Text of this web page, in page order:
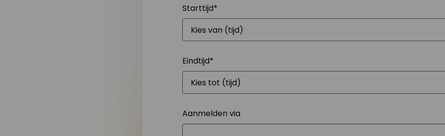
Starttijd*
Eindtijd*
Aanmelden via